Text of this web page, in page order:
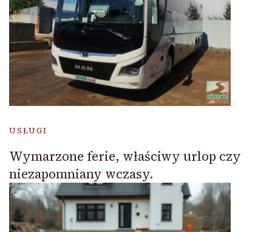
USŁUGI
Wymarzone ferie, właściwy urlop czy
niezapomniany wczasy.